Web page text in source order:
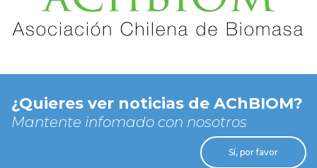
¿Quieres ver noticias de AChBIOM?
Mantente infomado con nosotros
Sí, por favor